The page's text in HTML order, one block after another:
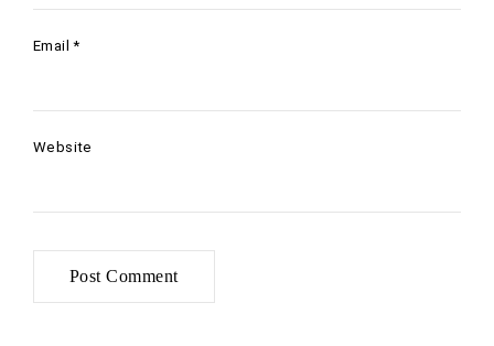
Email*
Website